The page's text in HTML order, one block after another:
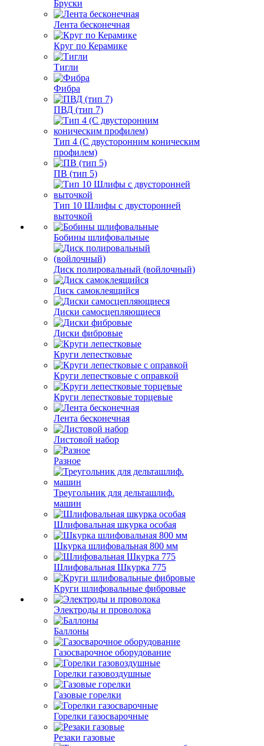
Бруски
Лента бесконечная
Круг по Керамике
Тигли
Фибра
ПВД (тип 7)
Тип 4 (С двусторонним коническим
профилем)
ПВ (тип 5)
Тип 10 Шлифы с двусторонней
выточкой
Бобины шлифовальные
Диск полировальный (войлочный)
Диск самоклеящийся
Диски самосцепляющиеся
Диски фибровые
Круги лепестковые
Круги лепестковые с оправкой
Круги лепестковые торцевые
Лента бесконечная
Листовой набор
Разное
Треугольник для дельташлиф.
машин
Шлифовальная шкурка особая
Шкурка шлифовальная 800 мм
Шлифовальная Шкурка 775
Круги шлифовальные фибровые
Электроды и проволока
Баллоны
Газосварочное оборудование
Горелки газовоздушные
Газовые горелки
Горелки газосварочные
Резаки газовые